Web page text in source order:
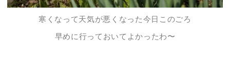
寒くなって天気が悪くなった今日このごろ
早めに行っておいてよかったわ〜